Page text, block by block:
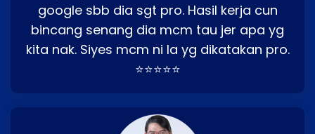
google sbb dia sgt pro. Hasil kerja cun
bincang senang dia mcm tau jer apa yg
kita nak. Siyes mcm ni la yg dikatakan pro.
⭐⭐⭐⭐⭐